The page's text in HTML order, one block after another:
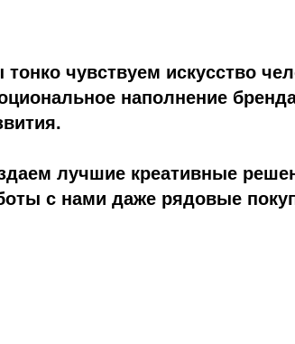
чувствуем искусство
наполнение
лучшие креативные
с нами даже рядовые